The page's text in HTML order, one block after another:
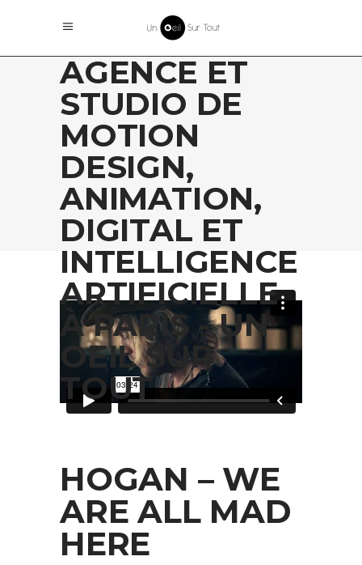
AGENCE ET
STUDIO DE
MOTION
DESIGN,
ANIMATION,
DIGITAL ET
INTELLIGENCE
ARTIFICIELLE
À PARIS - UN
OEIL SUR
TOUT
HOGAN – WE
ARE ALL MAD
HERE